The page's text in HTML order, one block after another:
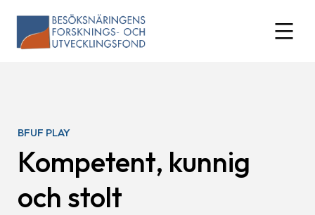
content
BFUF PLAY
Kompetent, kunnig
och stolt